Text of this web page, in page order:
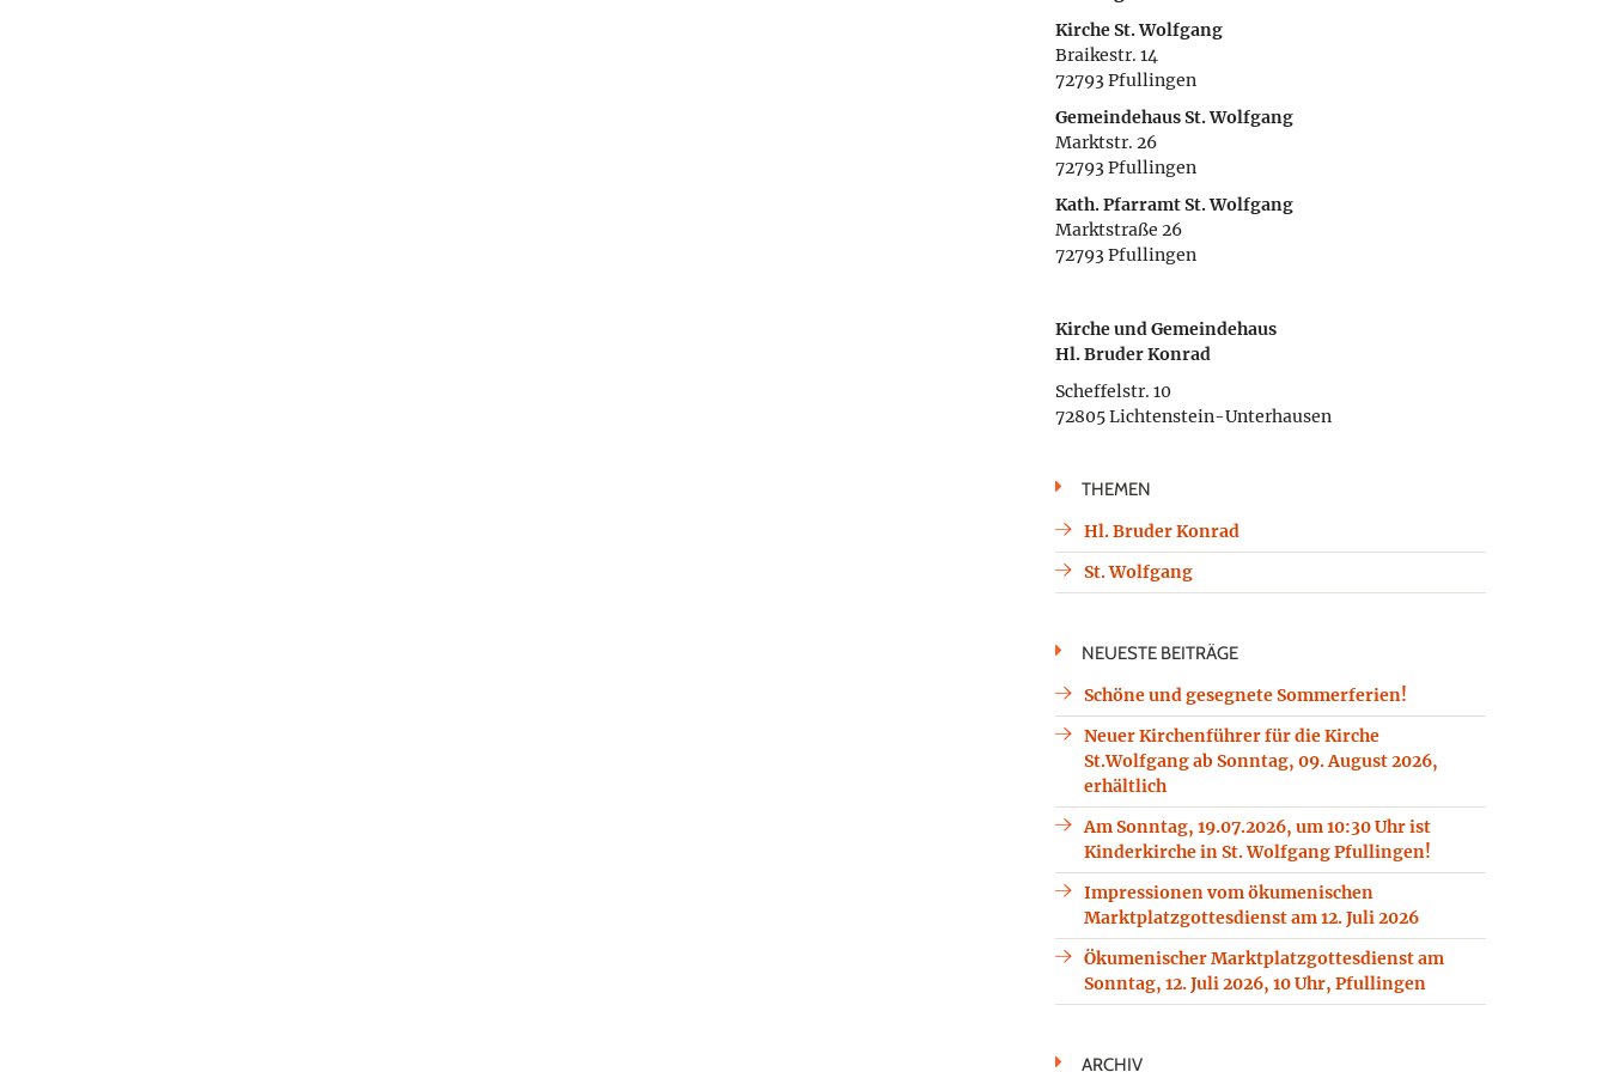
Kirche St. Wolfgang
Braikestr. 14
72793 Pfullingen
Gemeindehaus St. Wolfgang
Marktstr. 26
72793 Pfullingen
Kath. Pfarramt St. Wolfgang
Marktstraße 26
72793 Pfullingen
Kirche und Gemeindehaus
Hl. Bruder Konrad
Scheffelstr. 10
72805 Lichtenstein-Unterhausen
THEMEN
Hl. Bruder Konrad
St. Wolfgang
NEUESTE BEITRÄGE
Schöne und gesegnete Sommerferien!
Neuer Kirchenführer für die Kirche
St.Wolfgang ab Sonntag, 09. August 2026,
erhältlich
Am Sonntag, 19.07.2026, um 10:30 Uhr ist
Kinderkirche in St. Wolfgang Pfullingen!
Impressionen vom ökumenischen
Marktplatzgottesdienst am 12. Juli 2026
Ökumenischer Marktplatzgottesdienst am
Sonntag, 12. Juli 2026, 10 Uhr, Pfullingen
ARCHIV